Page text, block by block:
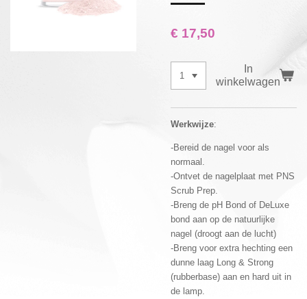
€ 17,50
In
winkelwagen
Werkwijze:
-Bereid de nagel voor als
normaal.
-Ontvet de nagelplaat met PNS
Scrub Prep.
-Breng de pH Bond of DeLuxe
bond aan op de natuurlijke
nagel (droogt aan de lucht)
-Breng voor extra hechting een
dunne laag Long & Strong
(rubberbase) aan en hard uit in
de lamp.